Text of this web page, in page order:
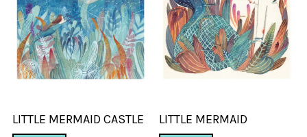
LITTLE MERMAID CASTLE LITTLE MERMAID